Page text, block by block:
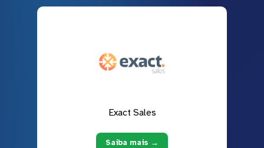
Exact Sales
Saiba mais →